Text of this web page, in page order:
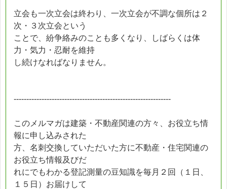
立会も一次立会は終わり、一次立会が不調な個所は２
次・３次立会という
ことで、紛争絡みのことも多くなり、しばらくは体
力・気力・忍耐を維持
し続けなればなりません。
--------------------------------------------------------------
このメルマガは建築・不動産関連の方々、お役立ち情
報に申し込みされた
方、名刺交換していただいた方に不動産・住宅関連の
お役立ち情報及びだ
れにでもわかる登記測量の豆知識を毎月２回（１日、
１５日）お届けして